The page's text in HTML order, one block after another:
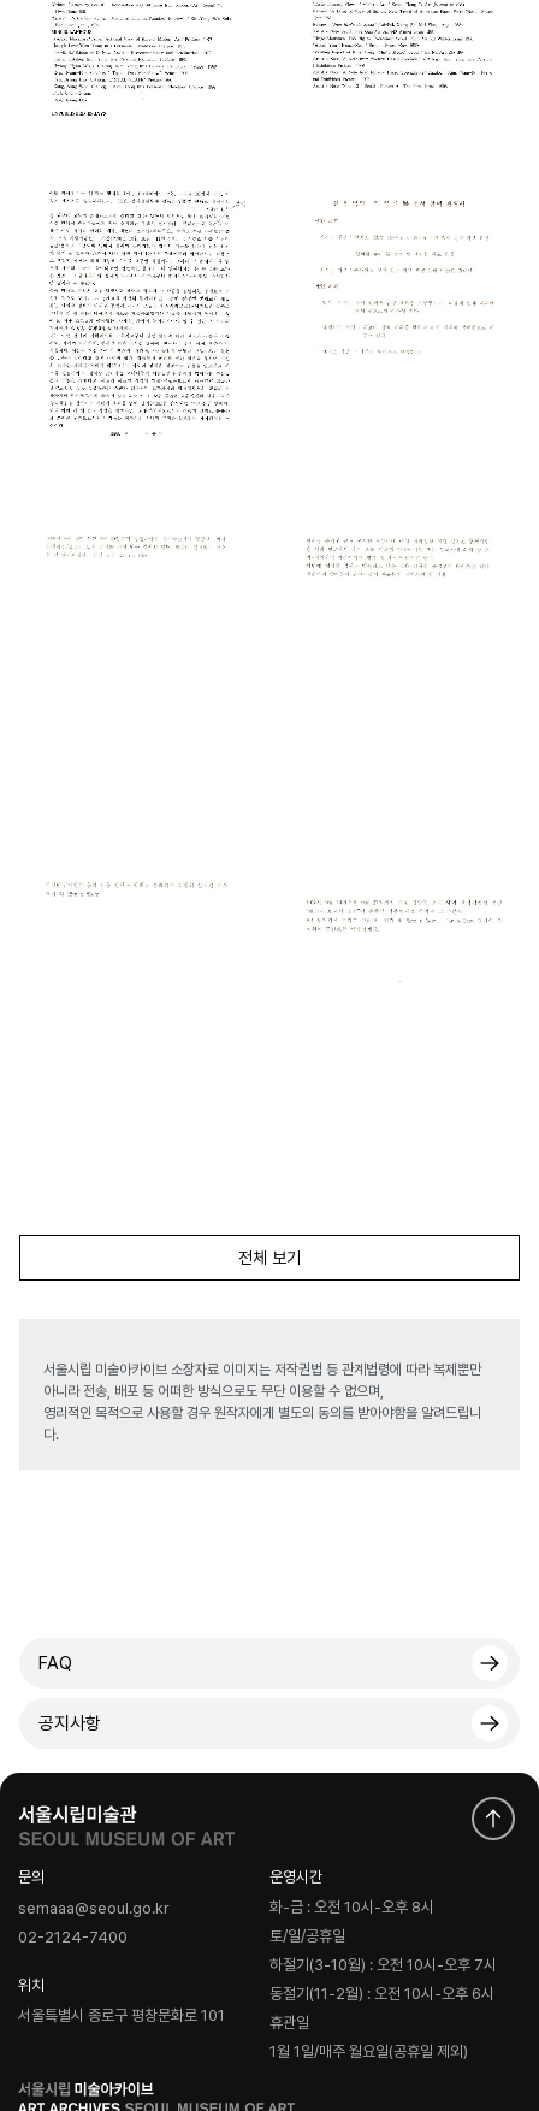
전체 보기
서울시립 미술아카이브 소장자료 이미지는 저작권법 등 관계법령에 따라 복제뿐만
아니라 전송, 배포 등 어떠한 방식으로도 무단 이용할 수 없으며,
영리적인 목적으로 사용할 경우 원작자에게 별도의 동의를 받아야함을 알려드립니
다.
FAQ
공지사항
문의
semaaa@seoul.go.kr
02-2124-7400
위치
서울특별시 종로구 평창문화로 101
운영시간
화-금 : 오전 10시-오후 8시
토/일/공휴일
하절기(3-10월) : 오전 10시-오후 7시
동절기(11-2월) : 오전 10시-오후 6시
휴관일
1월 1일/매주 월요일(공휴일 제외)
로
고